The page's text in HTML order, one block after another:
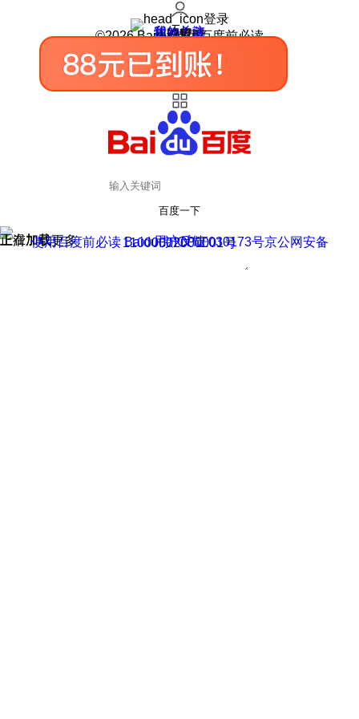
登录
我的关注
我的收藏
皮肤中心
用户反馈
设置
©2026 Baidu 使用百度前必读
百度一下
正在加载
上滑加载更多 用户反馈
使用百度前必读 Baidu 京ICP证030173号
京公网安备11000002000001号